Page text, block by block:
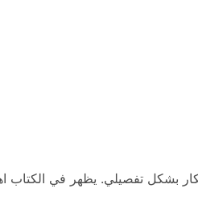
بشكل تفصيلي. يظهر في الكتاب